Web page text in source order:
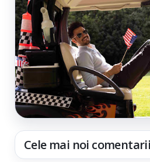
Cele mai noi comentarii